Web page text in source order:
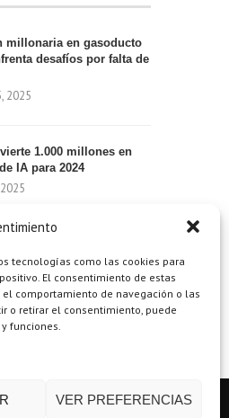
tecnologías como las cookies para
El consentimiento de estas
comportamiento de navegación o las
o retirar el consentimiento, puede
funciones.
VER PREFERENCIAS
millonaria en gasoducto
desafíos por falta de
2025
1.000 millones en
IA para 2024
Método de Tres Sillas de
Puede Transformar Tu